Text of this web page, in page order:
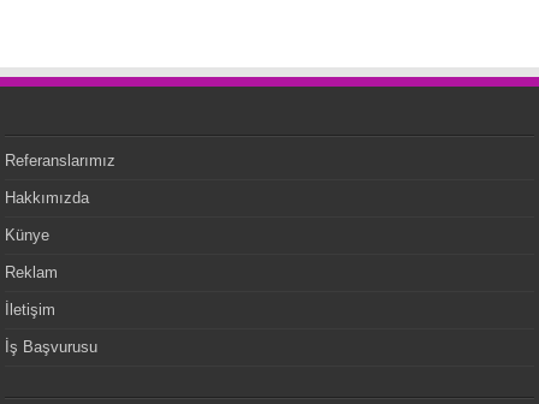
Referanslarımız
Hakkımızda
Künye
Reklam
İletişim
İş Başvurusu